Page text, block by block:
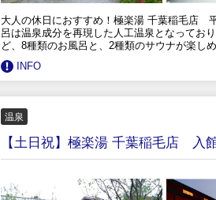
大人の休日におすすめ！極楽湯 千葉稲毛店
呂は温泉成分を再現した人工温泉となってお
ど、8種類のお風呂と、2種類のサウナが楽し
INFO
温泉
【土日祝】極楽湯 千葉稲毛店 入